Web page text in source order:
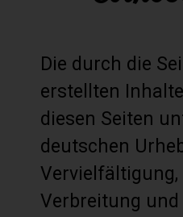
Die durch die
erstellten
diesen Seiten
deutschen
Vervielfältigung,
Verbreitung und